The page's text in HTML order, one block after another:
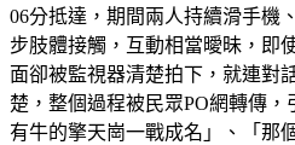
06分抵達，期間兩人持續滑手機
步肢體接觸，互動相當曖昧，即
面卻被監視器清楚拍下，就連對
楚，整個過程被民眾PO網轉傳
有牛的擎天崗一戰成名」、「那